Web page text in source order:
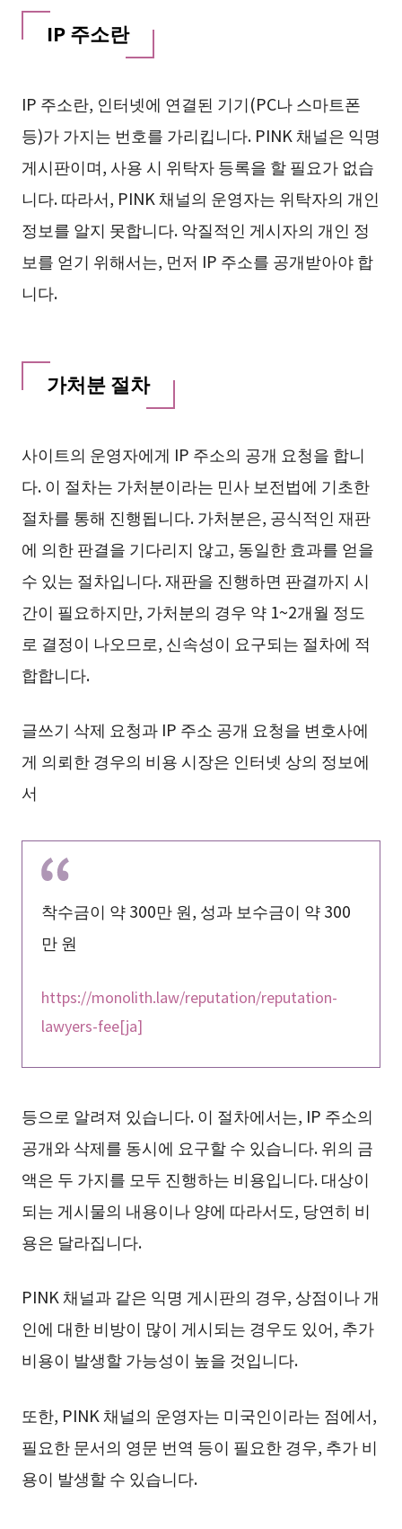
IP 주소란
IP 주소란, 인터넷에 연결된 기기(PC나 스마트폰
등)가 가지는 번호를 가리킵니다. PINK 채널은 익명
게시판이며, 사용 시 위탁자 등록을 할 필요가 없습
니다. 따라서, PINK 채널의 운영자는 위탁자의 개인
정보를 알지 못합니다. 악질적인 게시자의 개인 정
보를 얻기 위해서는, 먼저 IP 주소를 공개받아야 합
니다.
가처분 절차
사이트의 운영자에게 IP 주소의 공개 요청을 합니
다. 이 절차는 가처분이라는 민사 보전법에 기초한
절차를 통해 진행됩니다. 가처분은, 공식적인 재판
에 의한 판결을 기다리지 않고, 동일한 효과를 얻을
수 있는 절차입니다. 재판을 진행하면 판결까지 시
간이 필요하지만, 가처분의 경우 약 1~2개월 정도
로 결정이 나오므로, 신속성이 요구되는 절차에 적
합합니다.
글쓰기 삭제 요청과 IP 주소 공개 요청을 변호사에
게 의뢰한 경우의 비용 시장은 인터넷 상의 정보에
서
착수금이 약 300만 원, 성과 보수금이 약 300
만 원
https://monolith.law/reputation/reputation-
lawyers-fee[ja]
등으로 알려져 있습니다. 이 절차에서는, IP 주소의
공개와 삭제를 동시에 요구할 수 있습니다. 위의 금
액은 두 가지를 모두 진행하는 비용입니다. 대상이
되는 게시물의 내용이나 양에 따라서도, 당연히 비
용은 달라집니다.
PINK 채널과 같은 익명 게시판의 경우, 상점이나 개
인에 대한 비방이 많이 게시되는 경우도 있어, 추가
비용이 발생할 가능성이 높을 것입니다.
또한, PINK 채널의 운영자는 미국인이라는 점에서,
필요한 문서의 영문 번역 등이 필요한 경우, 추가 비
용이 발생할 수 있습니다.